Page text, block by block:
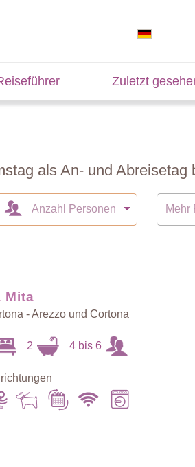
Zuletzt
als An- und Abreisetag
Anzahl Personen Mehr
Mita
- Arezzo und Cortona
2 4 bis 6